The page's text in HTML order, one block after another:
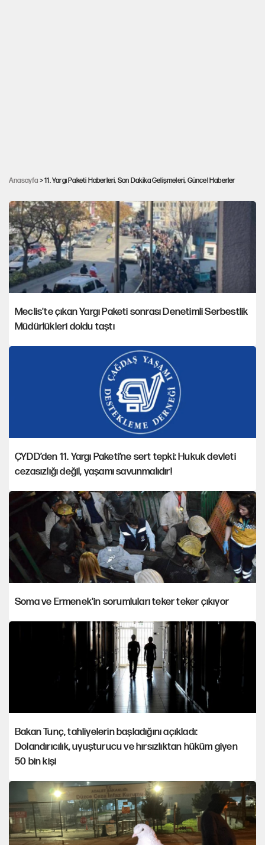
Anasayfa > 11. Yargı Paketi Haberleri, Son Dakika Gelişmeleri, Güncel Haberler
değişiklikler yapmayı düşünüyoruz
Meclis'te çıkan Yargı Paketi sonrası Denetimli Serbestlik
Müdürlükleri doldu taştı
ÇYDD’den 11. Yargı Paketi’ne sert tepki: Hukuk devleti
cezasızlığı değil, yaşamı savunmalıdır!
Soma ve Ermenek'in sorumluları teker teker çıkıyor
Bakan Tunç, tahliyelerin başladığını açıkladı:
Dolandırıcılık, uyuşturucu ve hırsızlıktan hüküm giyen
50 bin kişi